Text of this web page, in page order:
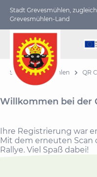
Stadt Grevesmühlen,
Grevesmühlen-Land
Stadt Grevesmühlen QR
Willkommen bei der
Ihre Registrierung war
Mit dem erneuten Scan
Rallye. Viel Spaß dabei!